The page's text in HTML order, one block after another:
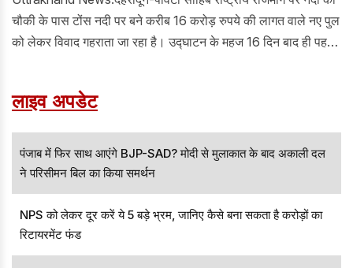
चौकी के पास टोंस नदी पर बने करीब 16 करोड़ रुपये की लागत वाले नए पुल
को लेकर विवाद गहराता जा रहा है। उद्घाटन के महज 16 दिन बाद ही पहली
लाइव अपडेट
पंजाब में फिर साथ आएंगे BJP-SAD? मोदी से मुलाकात के बाद अकाली दल
ने परिसीमन बिल का किया समर्थन
NPS को लेकर दूर करें ये 5 बड़े भ्रम, जानिए कैसे बना सकता है करोड़ों का
रिटायरमेंट फंड